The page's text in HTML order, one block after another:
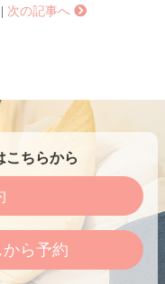
次の記事へ
こちらから
ら予約